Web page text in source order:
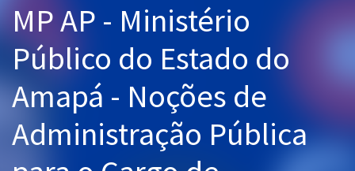
Cursos 20% OFF
Pós
Graduação
OAB
MP AP - Ministério
Público do Estado do
Amapá - Noções de
Administração Pública